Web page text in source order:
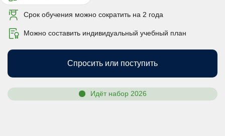
Срок обучения можно сократить на 2 года
Можно составить индивидуальный учебный план
Спросить или поступить
Идёт набор 2026